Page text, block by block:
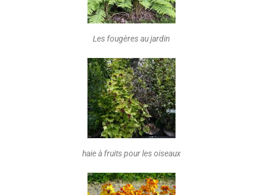
Les fougères au jardin
haie à fruits pour les oiseaux